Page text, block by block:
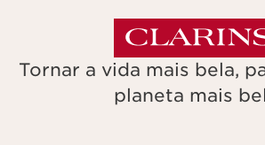
Tornar a vida mais bela,
planeta mais